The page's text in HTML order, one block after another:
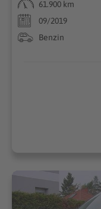
61.900 km
09/2019
Benzin